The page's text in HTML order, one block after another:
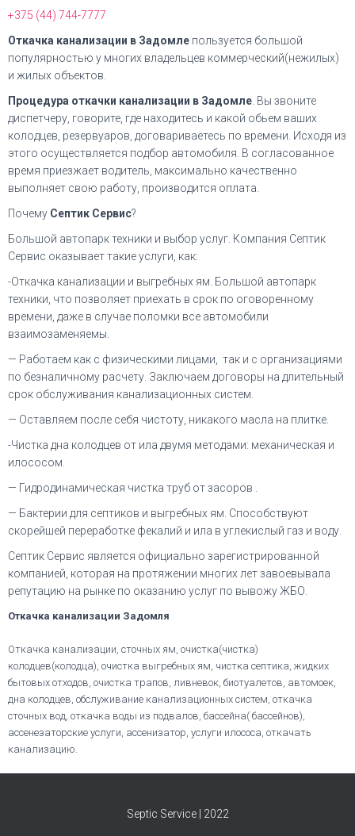
+375 (44) 744-7777
Откачка канализации в Задомле пользуется большой
популярностью у многих владельцев коммерческий(нежилых)
и жилых объектов.
Процедура откачки канализации в Задомле . Вы звоните
диспетчеру, говорите, где находитесь и какой обьем ваших
колодцев, резервуаров, договариваетесь по времени. Исходя из
этого осуществляется подбор автомобиля. В согласованное
время приезжает водитель, максимально качественно
выполняет свою работу, производится оплата.
Почему Септик Сервис?
Большой автопарк техники и выбор услуг. Компания Септик
Сервис оказывает такие услуги, как:
-Откачка канализации и выгребных ям. Большой автопарк
техники, что позволяет приехать в срок по оговоренному
времени, даже в случае поломки все автомобили
взаимозаменяемы.
— Работаем как с физическими лицами, так и с организациями
по безналичному расчету. Заключаем договоры на длительный
срок обслуживания канализационных систем.
— Оставляем после себя чистоту, никакого масла на плитке.
-Чистка дна колодцев от ила двумя методами: механическая и
илососом.
— Гидродинамическая чистка труб от засоров .
— Бактерии для септиков и выгребных ям. Способствуют
скорейшей переработке фекалий и ила в углекислый газ и воду.
Септик Сервис является официально зарегистрированной
компанией, которая на протяжении многих лет завоевывала
репутацию на рынке по оказанию услуг по вывожу ЖБО.
Откачка канализации Задомля
Откачка канализации, сточных ям, очистка(чистка)
колодцев(колодца), очистка выгребных ям, чистка септика, жидких
бытовых отходов, очистка трапов, ливневок, биотуалетов, автомоек,
дна колодцев, обслуживание канализационных систем, откачка
сточных вод, откачка воды из подвалов, бассейна( бассейнов),
ассенезаторские услуги, ассенизатор, услуги илососа, откачать
канализацию.
Septic Service | 2022